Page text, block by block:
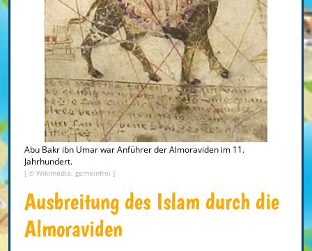
Abu Bakr ibn Umar war Anführer der Almoraviden im 11.
Jahrhundert.
[ © Wikimedia, gemeinfrei ]
Ausbreitung des Islam durch die
Almoraviden